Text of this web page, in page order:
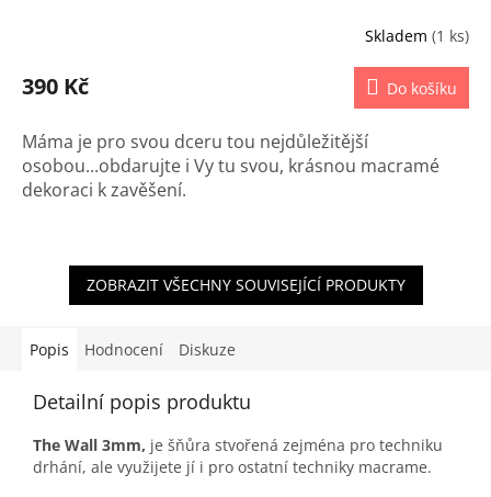
Skladem (1 ks)
390 Kč Do košíku
Máma je pro svou dceru tou nejdůležitější
osobou...obdarujte i Vy tu svou, krásnou macramé
dekoraci k zavěšení.
ZOBRAZIT VŠECHNY SOUVISEJÍCÍ PRODUKTY
Popis Hodnocení Diskuze
Detailní popis produktu
The Wall 3mm, je šňůra stvořená zejména pro techniku
drhání, ale využijete jí i pro ostatní techniky macrame.